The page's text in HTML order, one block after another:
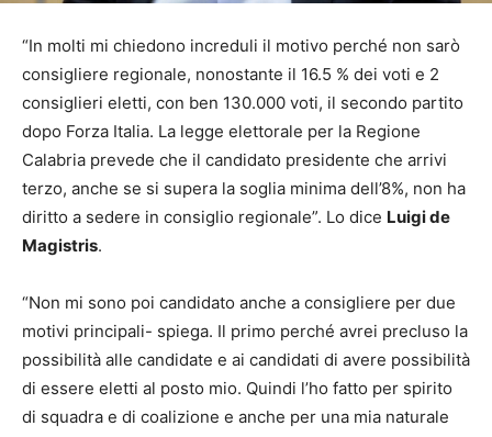
“In molti mi chiedono increduli il motivo perché non sarò
consigliere regionale, nonostante il 16.5 % dei voti e 2
consiglieri eletti, con ben 130.000 voti, il secondo partito
dopo Forza Italia. La legge elettorale per la Regione
Calabria prevede che il candidato presidente che arrivi
terzo, anche se si supera la soglia minima dell’8%, non ha
diritto a sedere in consiglio regionale”. Lo dice Luigi de
Magistris.
“Non mi sono poi candidato anche a consigliere per due
motivi principali- spiega. Il primo perché avrei precluso la
possibilità alle candidate e ai candidati di avere possibilità
di essere eletti al posto mio. Quindi l’ho fatto per spirito
di squadra e di coalizione e anche per una mia naturale